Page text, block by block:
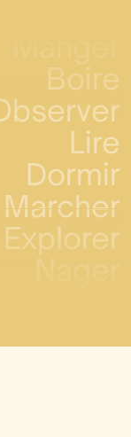
Boire
Lire
Dormir
Marcher
Explorer
Nager